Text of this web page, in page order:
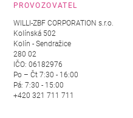
PROVOZOVATEL
WILLI-ZBF CORPORATION s.r.o.
Kolínská 502
Kolín - Sendražice
280 02
IČO: 06182976
Po – Čt 7:30 - 16:00
Pá: 7:30 - 15:00
+420 321 711 711